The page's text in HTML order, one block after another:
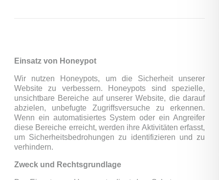
Einsatz von Honeypot
Wir nutzen Honeypots, um die Sicherheit unserer
Website zu verbessern. Honeypots sind spezielle,
unsichtbare Bereiche auf unserer Website, die darauf
abzielen, unbefugte Zugriffsversuche zu erkennen.
Wenn ein automatisiertes System oder ein Angreifer
diese Bereiche erreicht, werden ihre Aktivitäten erfasst,
um Sicherheitsbedrohungen zu identifizieren und zu
verhindern.
Zweck und Rechtsgrundlage